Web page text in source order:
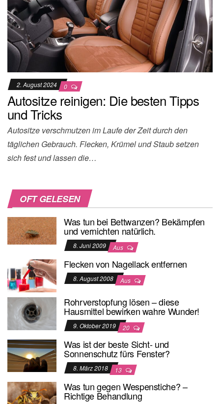
2. August 2024 0
Autositze reinigen: Die besten Tipps
und Tricks
Autositze verschmutzen im Laufe der Zeit durch den
täglichen Gebrauch. Flecken, Krümel und Staub setzen
sich fest und lassen die…
OFT GELESEN
Was tun bei Bettwanzen? Bekämpfen
und vernichten natürlich.
8. Juni 2009 Aus
Flecken von Nagellack entfernen
8. August 2008 Aus
Rohrverstopfung lösen – diese
Hausmittel bewirken wahre Wunder!
9. Oktober 2019 20
Was ist der beste Sicht- und
Sonnenschutz fürs Fenster?
8. März 2018 13
Was tun gegen Wespenstiche? –
Richtige Behandlung